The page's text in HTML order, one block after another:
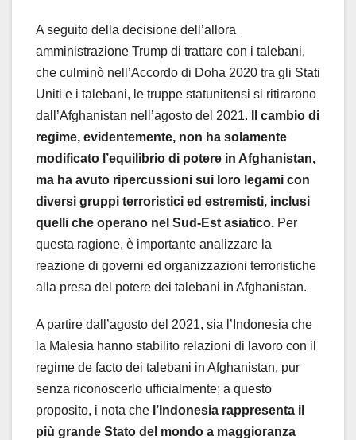
A seguito della decisione dell’allora
amministrazione Trump di trattare con i talebani,
che culminò nell’Accordo di Doha 2020 tra gli Stati
Uniti e i talebani, le truppe statunitensi si ritirarono
dall’Afghanistan nell’agosto del 2021.
Il cambio di
regime, evidentemente, non ha solamente
modificato l’equilibrio di potere in Afghanistan,
ma ha avuto ripercussioni sui loro legami con
diversi gruppi terroristici ed estremisti, inclusi
quelli che operano nel Sud-Est asiatico. Per
questa ragione, è importante analizzare la
reazione di governi ed organizzazioni terroristiche
alla presa del potere dei talebani in Afghanistan.
A partire dall’agosto del 2021, sia l’Indonesia che
la Malesia hanno stabilito relazioni di lavoro con il
regime de facto dei talebani in Afghanistan, pur
senza riconoscerlo ufficialmente; a questo
proposito, i nota che l’Indonesia rappresenta il
più grande Stato del mondo a maggioranza